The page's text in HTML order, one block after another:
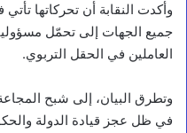
وأكدت النقابة أن تحركاتها
جميع الجهات إلى تحمّل
العاملين في الحقل التربوي.
وتطرق البيان، إلى شبح
في ظل عجز قيادة الدولة